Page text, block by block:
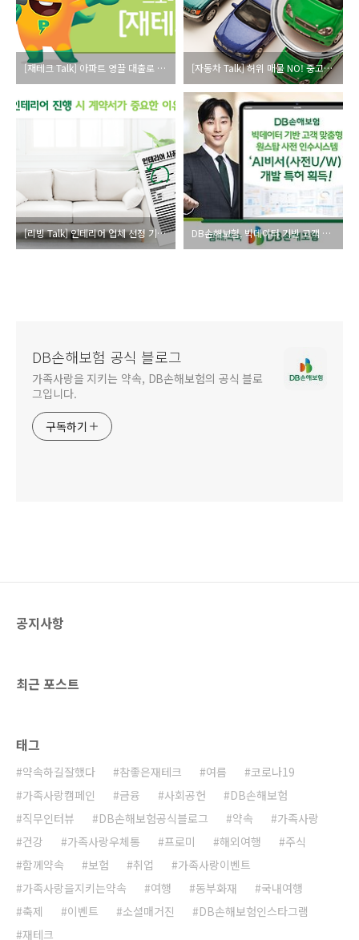
[재테크 Talk] 아파트 영끌 대출로 내 집 마련, 좋은 선택일까? [자동차 Talk] 허위 매물 NO! 중고차 구매 요령 파악하기
[리빙 Talk] 인테리어 업체 선정 기준 및 계약서 필수 사항은? DB손해보험, 빅데이터 기반 고객 맞춤형시스템, ‘AI비서(사전U/W)’ 개발 특허 획득
DB손해보험 공식 블로그
가족사랑을 지키는 약속, DB손해보험의 공식 블로
그입니다.
구독하기
공지사항
최근 포스트
태그
약속하길잘했다 참좋은재테크 여름
코로나19
가족사랑캠페인
금융 사회공헌
DB손해보험
직무인터뷰
DB손해보험공식블로그 약속
가족사랑
건강
가족사랑우체통 프로미 해외여행
주식
함께약속
보험 취업
가족사랑이벤트
가족사랑을지키는약속
여행 동부화재
국내여행
축제
이벤트 소셜매거진
DB손해보험인스타그램
재테크